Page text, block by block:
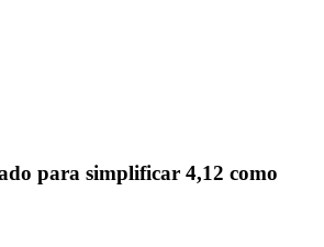
para simplificar 4,12 como